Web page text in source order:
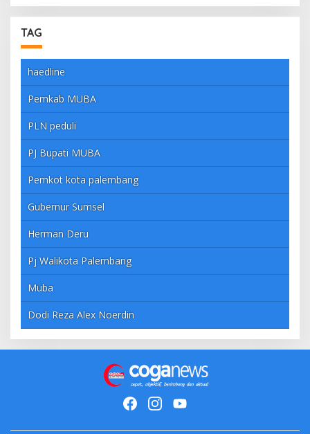
TAG
haedline
Pemkab MUBA
PLN peduli
PJ Bupati MUBA
Pemkot kota palembang
Gubernur Sumsel
Herman Deru
Pj Walikota Palembang
Muba
Dodi Reza Alex Noerdin